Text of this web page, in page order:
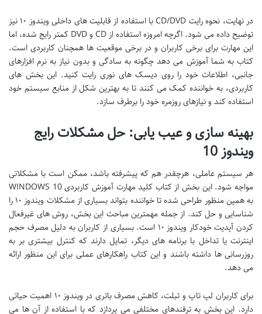
در نهایت، نحوه رایت CD/DVD با استفاده از قابلیت های داخلی ویندوز ۱۰ نیز
توضیح داده می شود. اگرچه امروزه استفاده از CD و DVD کمتر رایج شده، اما
این مهارت برای برخی کاربران و در برخی موقعیت ها همچنان کاربردی است.
کتاب به شما آموزش می دهد چگونه به سادگی و بدون نیاز به نرم افزارهای
جانبی، اطلاعات خود را روی دیسک های نوری رایت کنید. این بخش های
کاربردی، به خواننده کمک می کنند تا به بهترین شکل از منابع سیستم خود
استفاده کند و نیازهای روزمره خود را برطرف سازد.
بهینه سازی و عیب یابی: حل مشکلات رایج
ویندوز 10
هر سیستم عاملی، هرچقدر هم که پیشرفته باشد، ممکن است با مشکلاتی
مواجه شود. این بخش از کتاب کلید مهارت آموزش کاربردی WINDOWS 10
به همین منظور طراحی شده تا خواننده بتواند بسیاری از مشکلات ویندوز ۱۰ را
شناسایی و حل کند. از جمله مهمترین مباحث این بخش، روش های غیرفعال
کردن آپدیت خودکار ویندوز ۱۰ است. بسیاری از کاربران به دلیل مصرف حجم
اینترنت یا تداخل با برنامه های دیگر، تمایل دارند که کنترل بیشتری بر به
روزرسانی ها داشته باشند و این کتاب راهکارهای عملی برای این منظور ارائه
می دهد.
برای کاربران لپ تاپ و تبلت، کاهش مصرف باتری در ویندوز ۱۰ اهمیت حیاتی
دارد. این بخش به ترفندهای مختلفی می پردازد که با استفاده از آن ها می